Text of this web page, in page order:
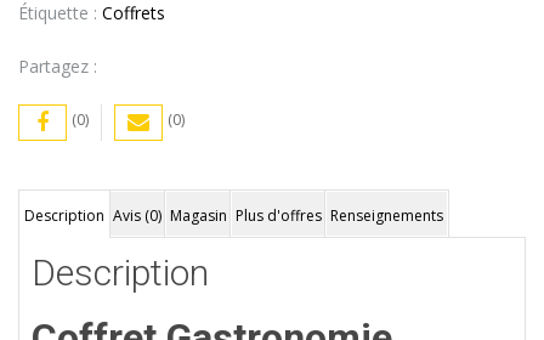
Étiquette : Coffrets
Partagez :
(0) (0)
Description Avis (0) Magasin Plus d'offres Renseignements
Description